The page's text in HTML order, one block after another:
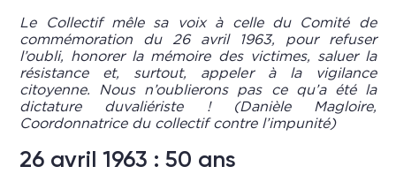
Le Collectif mêle sa voix à celle du Comité de
commémoration du 26 avril 1963, pour refuser
l’oubli, honorer la mémoire des victimes, saluer la
résistance et, surtout, appeler à la vigilance
citoyenne. Nous n’oublierons pas ce qu’a été la
dictature duvaliériste ! (Danièle Magloire,
Coordonnatrice du collectif contre l’impunité)
26 avril 1963 : 50 ans